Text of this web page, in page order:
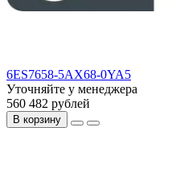
6ES7658-5AX68-0YA5
Уточняйте у менеджера
560 482 рублей
В корзину